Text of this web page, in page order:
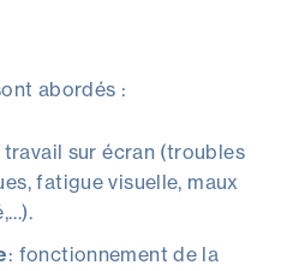
abordés :
travail sur écran (troubles
fatigue visuelle, maux
: fonctionnement de la